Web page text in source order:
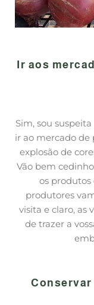
Ir aos
Sim, sou
ir ao mercado de
explosão de
Vão bem
os produtos
produtores
visita e claro, as
de trazer a